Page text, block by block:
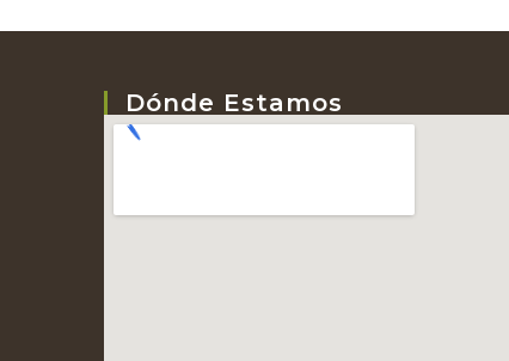
Dónde Estamos